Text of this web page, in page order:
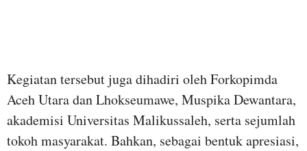
Kegiatan tersebut juga dihadiri oleh Forkopimda
Aceh Utara dan Lhokseumawe, Muspika Dewantara,
akademisi Universitas Malikussaleh, serta sejumlah
tokoh masyarakat. Bahkan, sebagai bentuk apresiasi,